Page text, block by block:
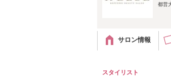
都営
サロン情報
スタイリスト